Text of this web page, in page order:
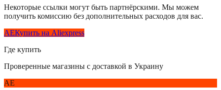
Некоторые ссылки могут быть партнёрскими. Мы можем
получить комиссию без дополнительных расходов для вас.
AEКупить на Aliexpress
Где купить
Проверенные магазины с доставкой в Украину
AE